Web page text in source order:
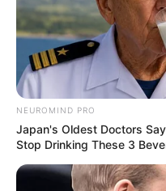
NEUROMIND PRO
Japan's Oldest Doctors
Stop Drinking These 3